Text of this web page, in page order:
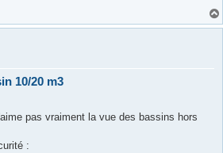
10/20 m3
pas vraiment la vue des bassins hors
: